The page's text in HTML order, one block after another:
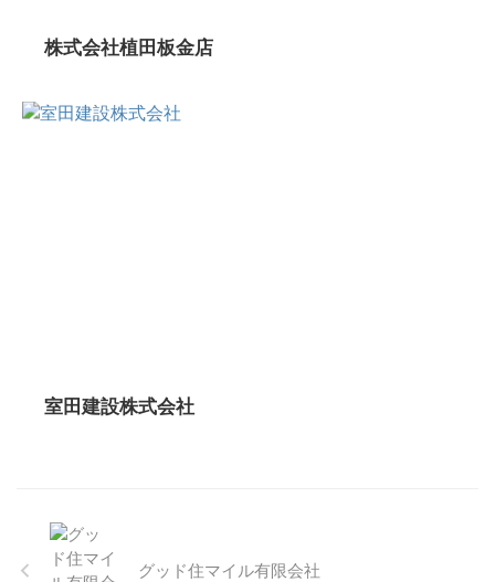
株式会社植田板金店
室田建設株式会社
グッド住マイル有限会社